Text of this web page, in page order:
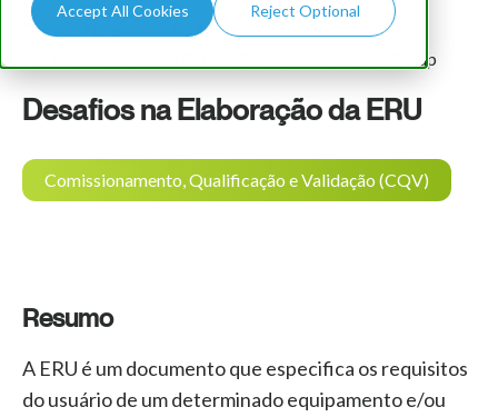
Accept All Cookies Reject Optional
Deivid Nogueira Rafael
por Deivid Nogueira Rafael, CQV Expert @PQE Group
Desafios na Elaboração da ERU
Comissionamento, Qualificação e Validação (CQV)
Resumo
A ERU é um documento que especifica os requisitos
do usuário de um determinado equipamento e/ou